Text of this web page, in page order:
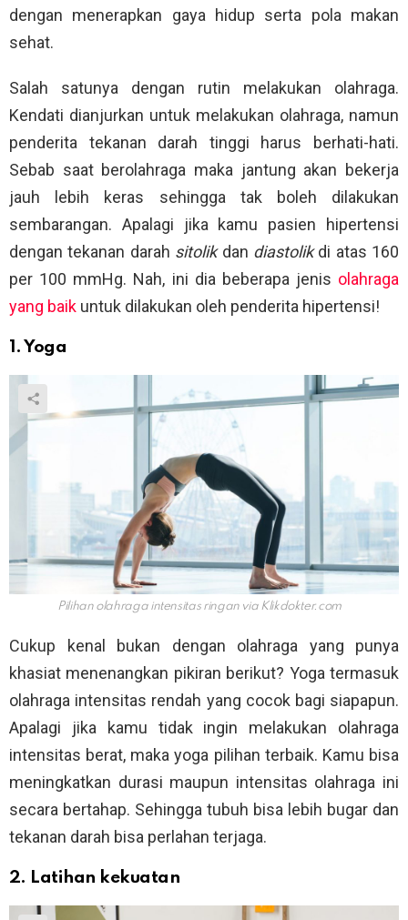
dengan menerapkan gaya hidup serta pola makan
sehat.
Salah satunya dengan rutin melakukan olahraga.
Kendati dianjurkan untuk melakukan olahraga, namun
penderita tekanan darah tinggi harus berhati-hati.
Sebab saat berolahraga maka jantung akan bekerja
jauh lebih keras sehingga tak boleh dilakukan
sembarangan. Apalagi jika kamu pasien hipertensi
dengan tekanan darah sitolik dan diastolikdi atas 160
per 100 mmHg. Nah, ini dia beberapa jenis olahraga
yang baik untuk dilakukan oleh penderita hipertensi!
1. Yoga
Pilihan olahraga intensitas ringan viaKlikdokter.com
Cukup kenal bukan dengan olahraga yang punya
khasiat menenangkan pikiran berikut? Yoga termasuk
olahraga intensitas rendah yang cocok bagi siapapun.
Apalagi jika kamu tidak ingin melakukan olahraga
intensitas berat, maka yoga pilihan terbaik. Kamu bisa
meningkatkan durasi maupun intensitas olahraga ini
secara bertahap. Sehingga tubuh bisa lebih bugar dan
tekanan darah bisa perlahan terjaga.
2. Latihan kekuatan